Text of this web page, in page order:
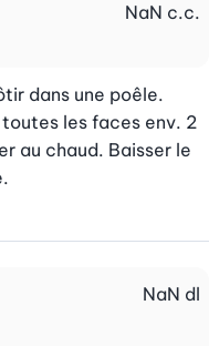
NaN c.c.
dans une poêle.
les faces env. 2
au chaud. Baisser le
NaN dl